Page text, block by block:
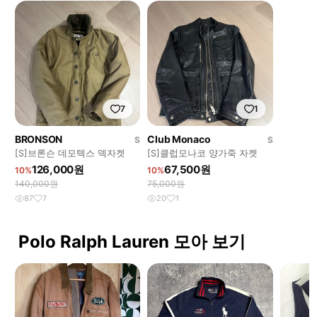
7
BRONSON
S
[S]브론슨 데모텍스 덱자켓
10%126,000원
140,000원
87 7
1
Club Monaco
S
[S]클럽모나코 양가죽 자켓
10%67,500원
75,000원
20 1
Polo Ralph Lauren 모아 보기